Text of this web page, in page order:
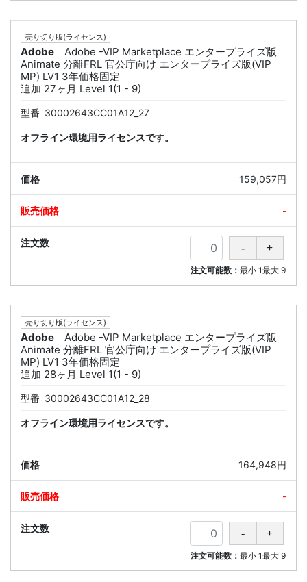
売り切り版(ライセンス)
Adobe
Adobe -VIP Marketplace エンタープライズ版
Animate 分離FRL 官公庁向け エンタープライズ版(VIP
MP) LV1 3年価格固定
追加 27ヶ月 Level 1(1 - 9)
型番 30002643CC01A12_27
オフライン環境用ライセンスです。
159,057円
-
注文可能数：最小 1最大 9
売り切り版(ライセンス)
Adobe
Adobe -VIP Marketplace エンタープライズ版
Animate 分離FRL 官公庁向け エンタープライズ版(VIP
MP) LV1 3年価格固定
追加 28ヶ月 Level 1(1 - 9)
型番 30002643CC01A12_28
オフライン環境用ライセンスです。
164,948円
-
注文可能数：最小 1最大 9